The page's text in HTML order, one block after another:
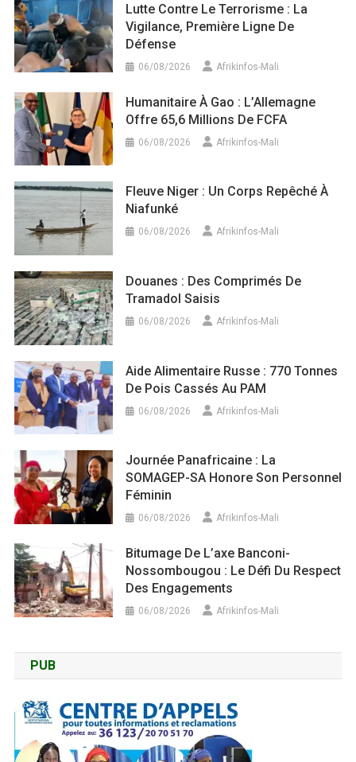
Lutte Contre Le Terrorisme : La
Vigilance, Première Ligne De
Défense
06/08/2026 Afrikinfos-Mali
Humanitaire À Gao : L’Allemagne
Offre 65,6 Millions De FCFA
06/08/2026 Afrikinfos-Mali
Fleuve Niger : Un Corps Repêché À
Niafunké
06/08/2026 Afrikinfos-Mali
Douanes : Des Comprimés De
Tramadol Saisis
06/08/2026 Afrikinfos-Mali
Aide Alimentaire Russe : 770 Tonnes
De Pois Cassés Au PAM
06/08/2026 Afrikinfos-Mali
Journée Panafricaine : La
SOMAGEP-SA Honore Son Personnel
Féminin
06/08/2026 Afrikinfos-Mali
Bitumage De L’axe Banconi-
Nossombougou : Le Défi Du Respect
Des Engagements
06/08/2026 Afrikinfos-Mali
PUB